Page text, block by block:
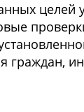
граждан,